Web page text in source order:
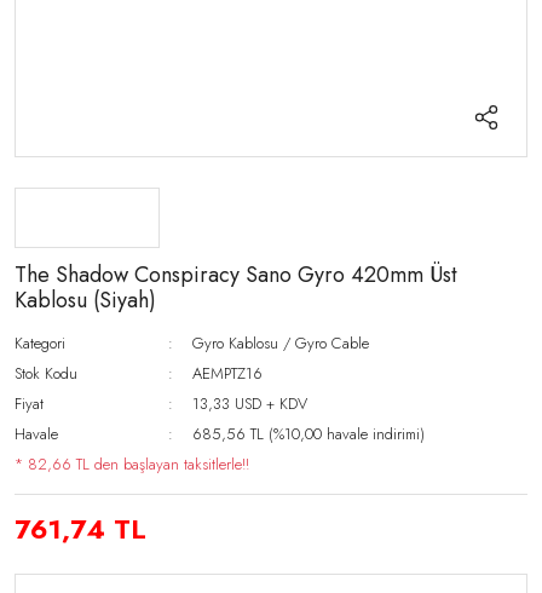
The Shadow Conspiracy Sano Gyro 420mm Üst
Kablosu (Siyah)
Kategori
Gyro Kablosu / Gyro Cable
Stok Kodu
AEMPTZ16
Fiyat
13,33 USD + KDV
Havale
685,56 TL (%10,00 havale indirimi)
* 82,66 TL den başlayan taksitlerle!!
761,74 TL